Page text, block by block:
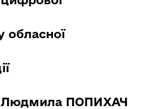
обласної
Людмила ПОПИХАЧ